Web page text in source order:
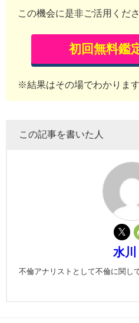
この機会に是非ご活用くだ
初回無料鑑
※結果はその場でわかります
この記事を書いた人
水川
不倫アナリストとして不倫に関し